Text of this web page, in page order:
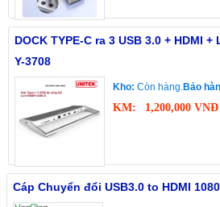
DOCK TYPE-C ra 3 USB 3.0 + HDMI +
Y-3708
Kho: Còn hàng.Bảo
KM: 1,200,000 VNĐ
Cáp Chuyển đổi USB3.0 to HDMI